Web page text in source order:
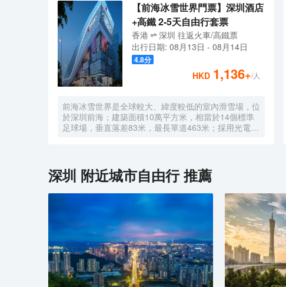
【前海冰雪世界門票】深圳酒店
+高鐵 2-5天自由行套票
香港 深圳 往返火車/高鐵票
出行日期: 08月13日 - 08月14日
4.8分
HKD 1,136+/人
前海冰雪世界是全球較大、緯度較低的室內滑雪場，位
於深圳前海；建築面積10萬平方米，相當於14個標準
足球場，垂直落差83米，最長單道463米‌；採用光電發
深圳 附近城市自由行 推薦